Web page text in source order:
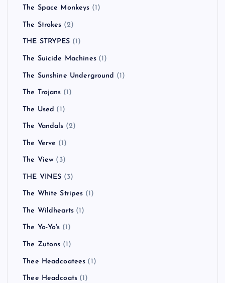
The Space Monkeys (1)
The Strokes (2)
THE STRYPES (1)
The Suicide Machines(1)
The Sunshine Underground (1)
The Trojans (1)
The Used (1)
The Vandals (2)
The Verve (1)
The View (3)
THE VINES (3)
The White Stripes (1)
The Wildhearts (1)
The Yo-Yo's (1)
The Zutons (1)
Thee Headcoatees (1)
Thee Headcoats (1)